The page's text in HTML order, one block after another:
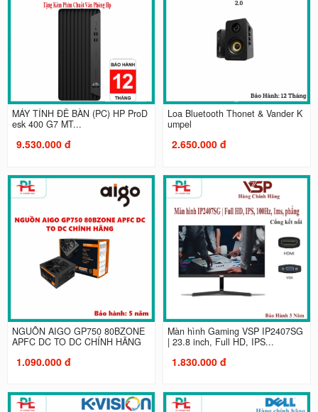
MÁY TÍNH ĐỂ BÀN (PC) HP ProD
esk 400 G7 MT...
9.530.000 đ
Loa Bluetooth Thonet & Vander K
umpel
2.650.000 đ
NGUỒN AIGO GP750 80BZONE
APFC DC TO DC CHÍNH HÃNG
1.090.000 đ
Màn hình Gaming VSP IP2407SG
| 23.8 inch, Full HD, IPS...
1.830.000 đ